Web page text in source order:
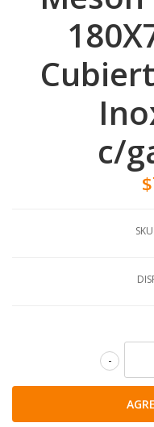
c/
SKU:
-